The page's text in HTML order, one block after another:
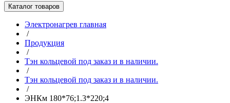
Каталог товаров
Электронагрев главная
/
Продукция
/
Тэн кольцевой под заказ и в наличии.
/
Тэн кольцевой под заказ и в наличии.
/
ЭНКм 180*76;1.3*220;4